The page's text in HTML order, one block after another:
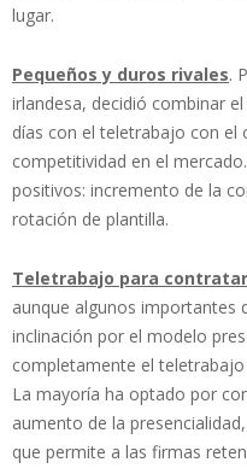
lugar.
Pequeños y duros rivales.
irlandesa, decidió combinar
días con el teletrabajo con el
competitividad en el
positivos: incremento de la
rotación de plantilla.
Teletrabajo para
aunque algunos importantes
inclinación por el modelo
completamente el
La mayoría ha optado por
aumento de la
que permite a las firmas